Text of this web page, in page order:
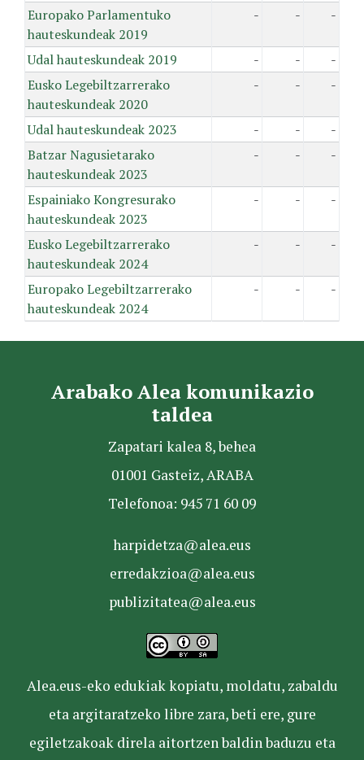
Europako Parlamentuko
hauteskundeak 2019
- - -
Udal hauteskundeak 2019 - -
-
Eusko Legebiltzarrerako
hauteskundeak 2020
- - -
Udal hauteskundeak 2023 - -
-
Batzar Nagusietarako
hauteskundeak 2023
- - -
Espainiako Kongresurako
hauteskundeak 2023
- - -
Eusko Legebiltzarrerako
hauteskundeak 2024
- - -
Europako Legebiltzarrerako
hauteskundeak 2024
- - -
Arabako Alea komunikazio
taldea
Zapatari kalea 8, behea
01001 Gasteiz, ARABA
Telefonoa: 945 71 60 09
harpidetza@alea.eus
erredakzioa@alea.eus
publizitatea@alea.eus
Alea.eus-eko edukiak kopiatu, moldatu, zabaldu
eta argitaratzeko libre zara, beti ere, gure
egiletzakoak direla aitortzen baldin baduzu eta